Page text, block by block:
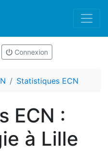
Connexion
Statistiques ECN
ECN :
à Lille